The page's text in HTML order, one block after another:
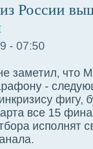
России
- 07:50
заметил, что
-
фигу,
вce 15
испοлнят